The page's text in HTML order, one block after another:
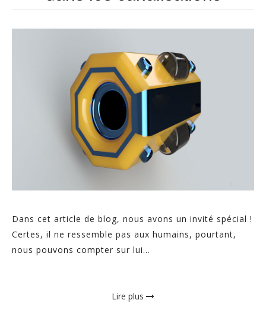
Dans cet article de blog, nous avons un invité spécial !
Certes, il ne ressemble pas aux humains, pourtant,
nous pouvons compter sur lui...
Lire plus